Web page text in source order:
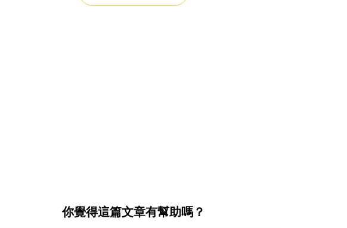
你覺得這篇文章有幫助嗎？